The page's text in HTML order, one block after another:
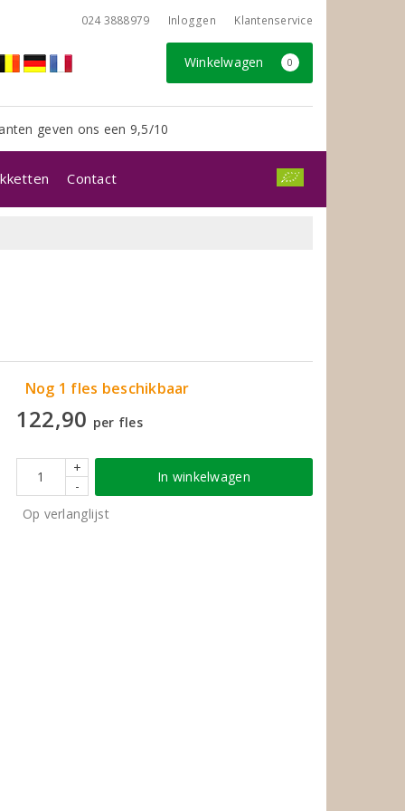
024 3888979 Inloggen Klantenservice
Winkelwagen 0
geven ons een 9,5/10
Contact
Nog 1 fles beschikbaar
122,90 per fles
+
-
In winkelwagen
Op verlanglijst